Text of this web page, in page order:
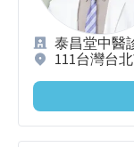
泰昌堂中醫
111台灣台